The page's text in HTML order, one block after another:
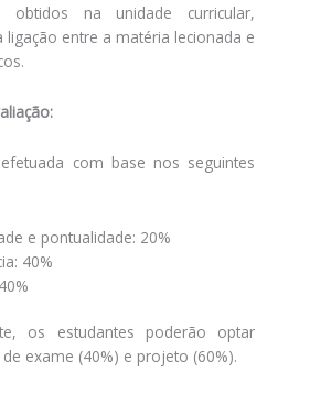
obtidos na unidade curricular,
ligação entre a matéria lecionada e
com base nos seguintes
e pontualidade: 20%
40%
os estudantes poderão optar
exame (40%) e projeto (60%).